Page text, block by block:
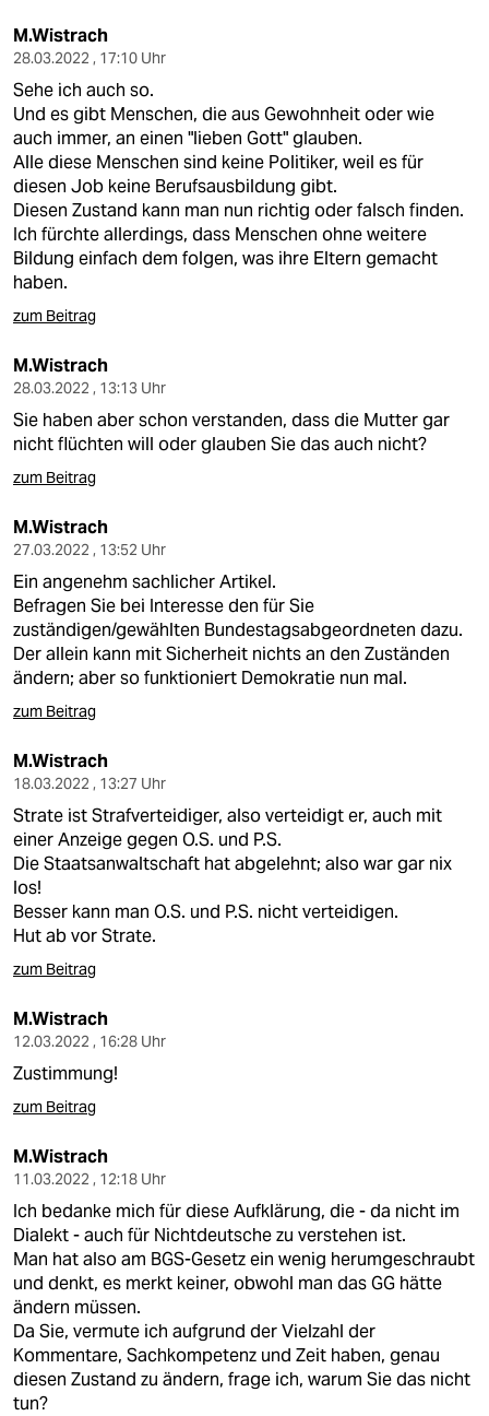
M.Wistrach
28.03.2022 , 17:10 Uhr
Sehe ich auch so.
Und es gibt Menschen, die aus Gewohnheit oder wie
auch immer, an einen "lieben Gott" glauben.
Alle diese Menschen sind keine Politiker, weil es für
diesen Job keine Berufsausbildung gibt.
Diesen Zustand kann man nun richtig oder falsch finden.
Ich fürchte allerdings, dass Menschen ohne weitere
Bildung einfach dem folgen, was ihre Eltern gemacht
haben.
zum Beitrag
M.Wistrach
28.03.2022 , 13:13 Uhr
Sie haben aber schon verstanden, dass die Mutter gar
nicht flüchten will oder glauben Sie das auch nicht?
zum Beitrag
M.Wistrach
27.03.2022 , 13:52 Uhr
Ein angenehm sachlicher Artikel.
Befragen Sie bei Interesse den für Sie
zuständigen/gewählten Bundestagsabgeordneten dazu.
Der allein kann mit Sicherheit nichts an den Zuständen
ändern; aber so funktioniert Demokratie nun mal.
zum Beitrag
M.Wistrach
18.03.2022 , 13:27 Uhr
Strate ist Strafverteidiger, also verteidigt er, auch mit
einer Anzeige gegen O.S. und P.S.
Die Staatsanwaltschaft hat abgelehnt; also war gar nix
los!
Besser kann man O.S. und P.S. nicht verteidigen.
Hut ab vor Strate.
zum Beitrag
M.Wistrach
12.03.2022 , 16:28 Uhr
Zustimmung!
zum Beitrag
M.Wistrach
11.03.2022 , 12:18 Uhr
Ich bedanke mich für diese Aufklärung, die - da nicht im
Dialekt - auch für Nichtdeutsche zu verstehen ist.
Man hat also am BGS-Gesetz ein wenig herumgeschraubt
und denkt, es merkt keiner, obwohl man das GG hätte
ändern müssen.
Da Sie, vermute ich aufgrund der Vielzahl der
Kommentare, Sachkompetenz und Zeit haben, genau
diesen Zustand zu ändern, frage ich, warum Sie das nicht
tun?